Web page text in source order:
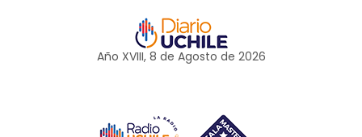
Año XVIII, 8 de Agosto de 2026